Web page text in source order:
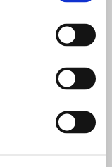
or in
Nate are
Nate’s
New York,
childhood